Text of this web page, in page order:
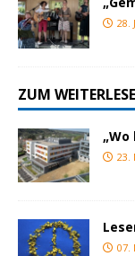
28.
ZUM
„Wo
23.
07.